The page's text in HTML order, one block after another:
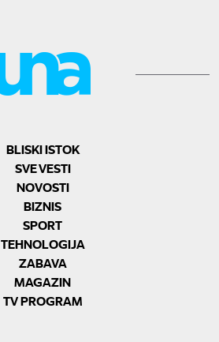
BLISKI ISTOK
SVE VESTI
NOVOSTI
BIZNIS
SPORT
TEHNOLOGIJA
ZABAVA
MAGAZIN
TV PROGRAM